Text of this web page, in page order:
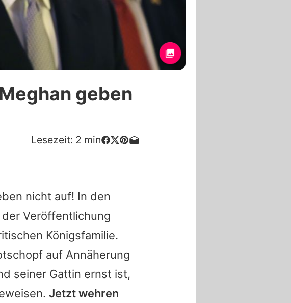
geben
Lesezeit: 2 min
nicht auf! In den
Veröffentlichung
Königsfamilie.
auf Annäherung
seiner Gattin ernst ist,
Jetzt wehren